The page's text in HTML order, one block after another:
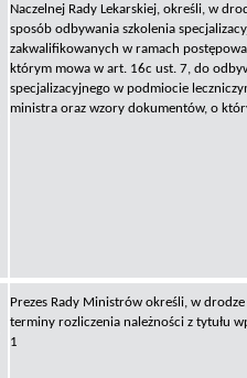
Naczelnej Rady Lekarskiej, określi, w
sposób odbywania szkolenia
zakwalifikowanych w ramach
którym mowa w art. 16c ust. 7, do
specjalizacyjnego w podmiocie
ministra oraz wzory dokumentów, o
Prezes Rady Ministrów określi, w
terminy rozliczenia należności z tytułu
1